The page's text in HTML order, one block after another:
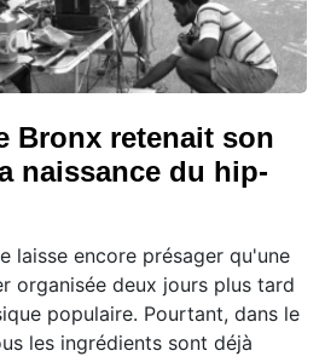
Bronx retenait son
naissance du hip-
laisse encore présager qu'une
organisée deux jours plus tard
populaire. Pourtant, dans le
les ingrédients sont déjà